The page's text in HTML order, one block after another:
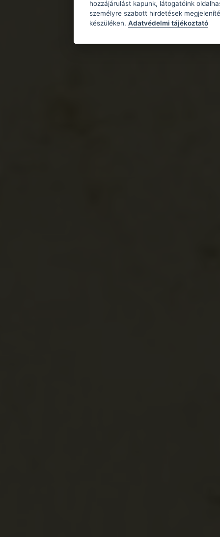
hozzájárulást kapunk, látogatóink
személyre szabott hirdetések
készüléken. Adatvédelmi tájékoztató